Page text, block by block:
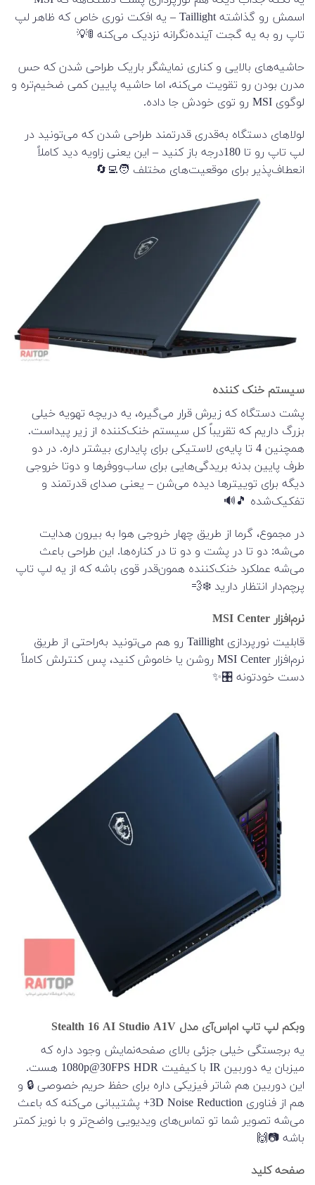
اسمش رو گذاشته Taillight – یه افکت نوری خاص که ظاهر لپ
تاپ رو به یه گجت آینده‌نگرانه نزدیک می‌کنه 🚦💡
حاشیه‌های بالایی و کناری نمایشگر باریک طراحی شدن که حس
مدرن بودن رو تقویت می‌کنه، اما حاشیه پایین کمی ضخیم‌تره و
لوگوی MSI رو توی خودش جا داده.
لولاهای دستگاه به‌قدری قدرتمند طراحی شدن که می‌تونید در
لپ تاپ رو تا 180درجه باز کنید – این یعنی زاویه دید کاملاً
انعطاف‌پذیر برای موقعیت‌های مختلف 🧑‍💻🔄
سیستم خنک کننده
پشت دستگاه که زیرش قرار می‌گیره، یه دریچه تهویه خیلی
بزرگ داریم که تقریباً کل سیستم خنک‌کننده از زیر پیداست.
همچنین 4 تا پایه‌ی لاستیکی برای پایداری بیشتر داره. در دو
طرف پایین بدنه بریدگی‌هایی برای ساب‌ووفرها و دوتا خروجی
دیگه برای توییترها دیده می‌شن – یعنی صدای قدرتمند و
تفکیک‌شده 🎵🔊
در مجموع، گرما از طریق چهار خروجی هوا به بیرون هدایت
می‌شه: دو تا در پشت و دو تا در کناره‌ها. این طراحی باعث
می‌شه عملکرد خنک‌کننده همون‌قدر قوی باشه که از یه لپ تاپ
پرچم‌دار انتظار دارید ❄️💨
نرم‌افزار MSI Center
قابلیت نورپردازی Taillight رو هم می‌تونید به‌راحتی از طریق
نرم‌افزار MSI Center روشن یا خاموش کنید، پس کنترلش کاملاً
دست خودتونه 🎛️✨
وبکم لپ تاپ ام‌اس‌آی مدل Stealth 16 AI Studio A1V
یه برجستگی خیلی جزئی بالای صفحه‌نمایش وجود داره که
میزبان یه دوربین IR با کیفیت 1080p@30FPS HDR هست.
این دوربین هم شاتر فیزیکی داره برای حفظ حریم خصوصی 🔒 و
هم از فناوری 3D Noise Reduction+ پشتیبانی می‌کنه که باعث
می‌شه تصویر شما تو تماس‌های ویدیویی واضح‌تر و با نویز کمتر
باشه 📷🙌
صفحه کلید